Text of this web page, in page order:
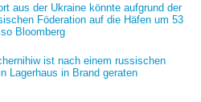
aus der Ukraine könnte aufgrund der
Föderation auf die Häfen um 53
Bloomberg
ist nach einem russischen
Lagerhaus in Brand geraten